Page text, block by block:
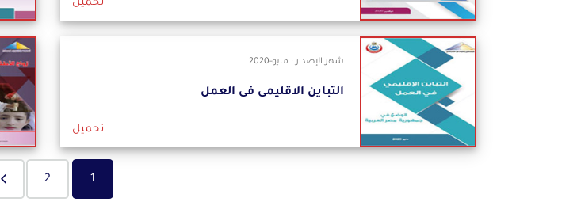
تحميل
شهر الإصدار : مايو-2020
التباين الاقليمى فى العمل
تحميل
1
2